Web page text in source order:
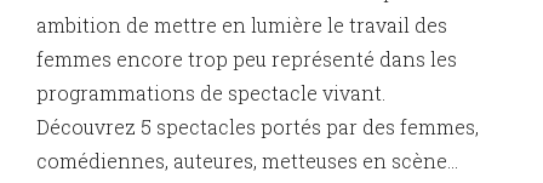
ambition de mettre en lumière le travail des
femmes encore trop peu représenté dans les
programmations de spectacle vivant.
Découvrez 5 spectacles portés par des femmes,
comédiennes, auteures, metteuses en scène…